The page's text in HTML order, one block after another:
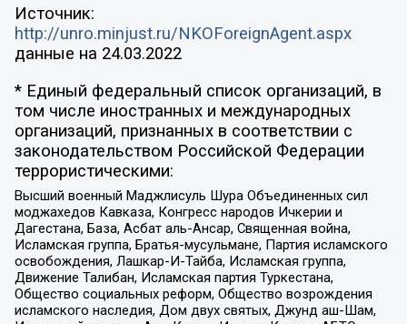
Источник:
http://unro.minjust.ru/NKOForeignAgent.aspx
данные на 24.03.2022
* Единый федеральный список организаций, в
том числе иностранных и международных
организаций, признанных в соответствии с
законодательством Российской Федерации
террористическими:
Высший военный Маджлисуль Шура Объединенных сил
моджахедов Кавказа, Конгресс народов Ичкерии и
Дагестана, База, Асбат аль-Ансар, Священная война,
Исламская группа, Братья-мусульмане, Партия исламского
освобождения, Лашкар-И-Тайба, Исламская группа,
Движение Талибан, Исламская партия Туркестана,
Общество социальных реформ, Общество возрождения
исламского наследия, Дом двух святых, Джунд аш-Шам,